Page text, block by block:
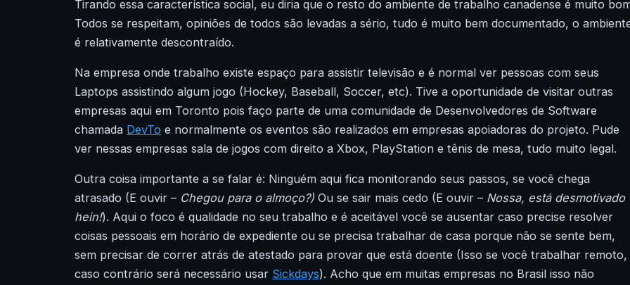
Tirando essa característica social, eu diria que o resto do ambiente de trabalho canadense é muito
Todos se respeitam, opiniões de todos são levadas a sério, tudo é muito bem documentado, o
é relativamente descontraído.
Na empresa onde trabalho existe espaço para assistir televisão e é normal ver pessoas com seus
Laptops assistindo algum jogo (Hockey, Baseball, Soccer, etc). Tive a oportunidade de visitar outras
empresas aqui em Toronto pois faço parte de uma comunidade de Desenvolvedores de Software
chamada DevTo e normalmente os eventos são realizados em empresas apoiadoras do projeto. Pude
ver nessas empresas sala de jogos com direito a Xbox, PlayStation e tênis de mesa, tudo muito legal.
Outra coisa importante a se falar é: Ninguém aqui fica monitorando seus passos, se você chega
atrasado (E ouvir – Chegou para o almoço?) Ou se sair mais cedo (E ouvir – Nossa, está desmotivado
hein!). Aqui o foco é qualidade no seu trabalho e é aceitável você se ausentar caso precise resolver
coisas pessoais em horário de expediente ou se precisa trabalhar de casa porque não se sente bem,
sem precisar de correr atrás de atestado para provar que está doente (Isso se você trabalhar remoto,
caso contrário será necessário usar Sickdays). Acho que em muitas empresas no Brasil isso não